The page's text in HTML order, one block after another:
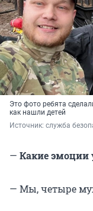
Это фото ребята
как нашли детей
Источник: служба
— Какие эмоции
— Мы, четыре